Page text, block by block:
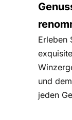
Erleben
und
jeden